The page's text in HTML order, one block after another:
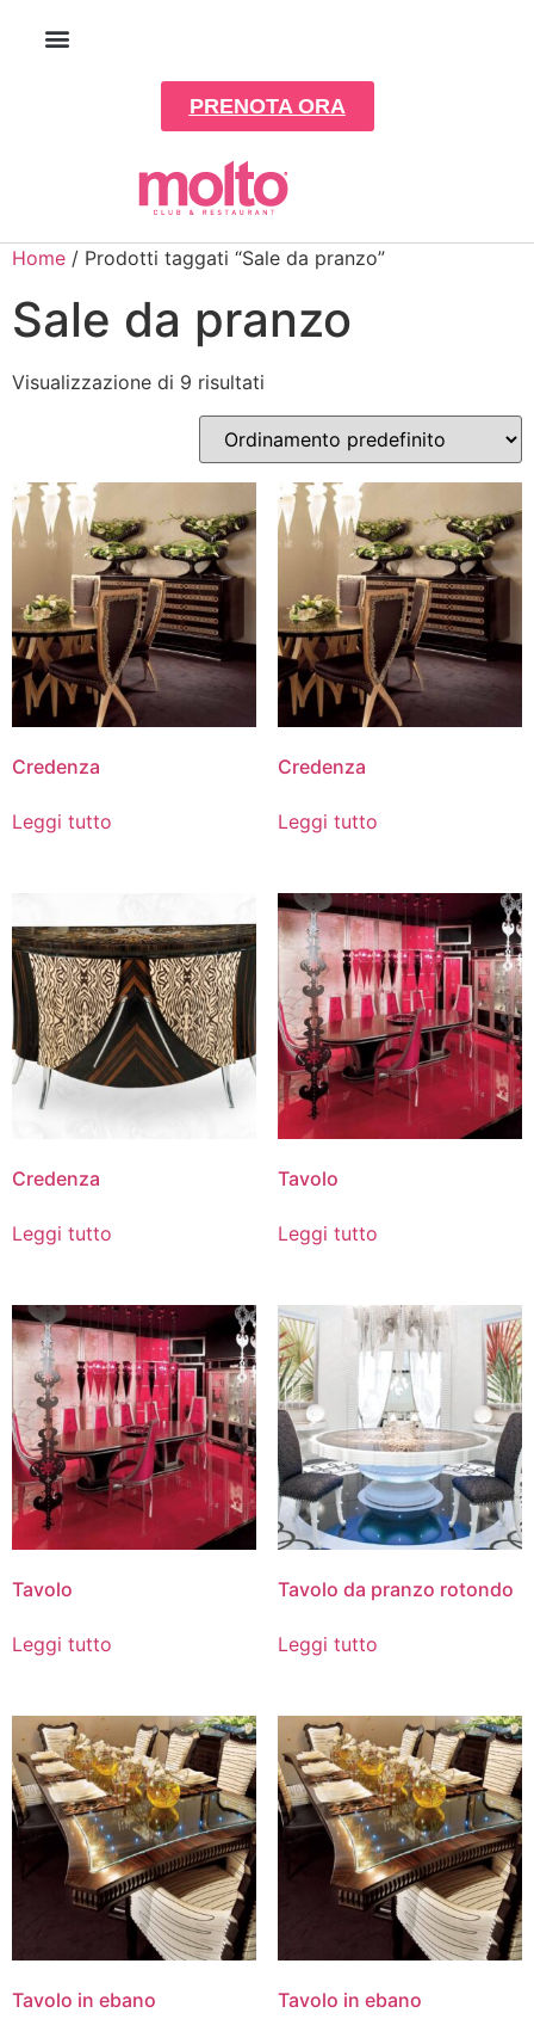
PRENOTA ORA
Home / Prodotti taggati “Sale da pranzo”
Sale da pranzo
Visualizzazione di 9 risultati
Credenza
Leggi tutto
Credenza
Leggi tutto
Credenza
Leggi tutto
Tavolo
Leggi tutto
Tavolo
Leggi tutto
Tavolo da pranzo rotondo
Leggi tutto
Tavolo in ebano Tavolo in ebano